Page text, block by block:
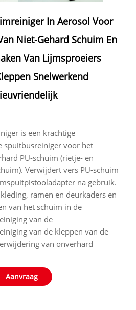
In Aerosol Voor
Niet-Gehard Schuim En
Van Lijmsproeiers
Snelwerkend
is een krachtige
spuitbusreiniger voor het
PU-schuim (rietje- en
Verwijdert vers PU-schuim
na gebruik.
ramen en deurkaders en
van het schuim in de
van de
van de kleppen van de
van onverhard
Aanvraag